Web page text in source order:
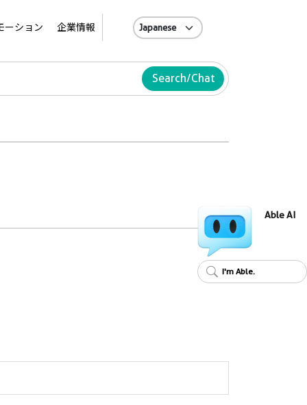
ーション 企業情報
Search/Chat
Able AI
I'm Able.